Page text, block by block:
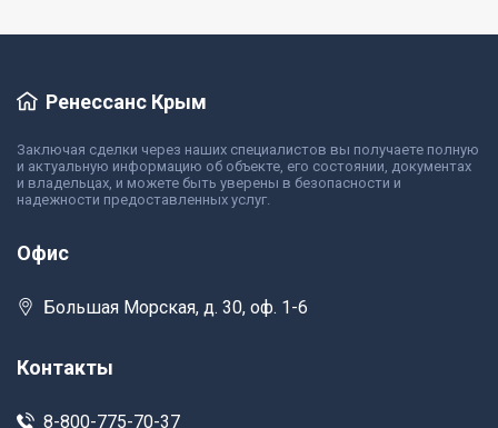
Ренессанс Крым
Заключая сделки через наших специалистов вы получаете полную
и актуальную информацию об объекте, его состоянии, документах
и владельцах, и можете быть уверены в безопасности и
надежности предоставленных услуг.
Офис
Большая Морская, д. 30, оф. 1-6
Контакты
8-800-775-70-37